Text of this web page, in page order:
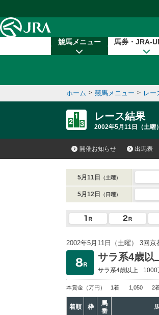
競馬メニュー 馬券・JRA-
ホーム > 競馬メニュー > レー
レース結果
2002年5月11日（土曜
開催お知らせ 出馬表
5月11日 （土曜）
5月12日 （日曜）
2002年5月11日（土曜） 3回京
サラ系4歳以
サラ系4歳以上 1000
本賞金 （万円） 1着 1,050 2
着順 枠
馬
番